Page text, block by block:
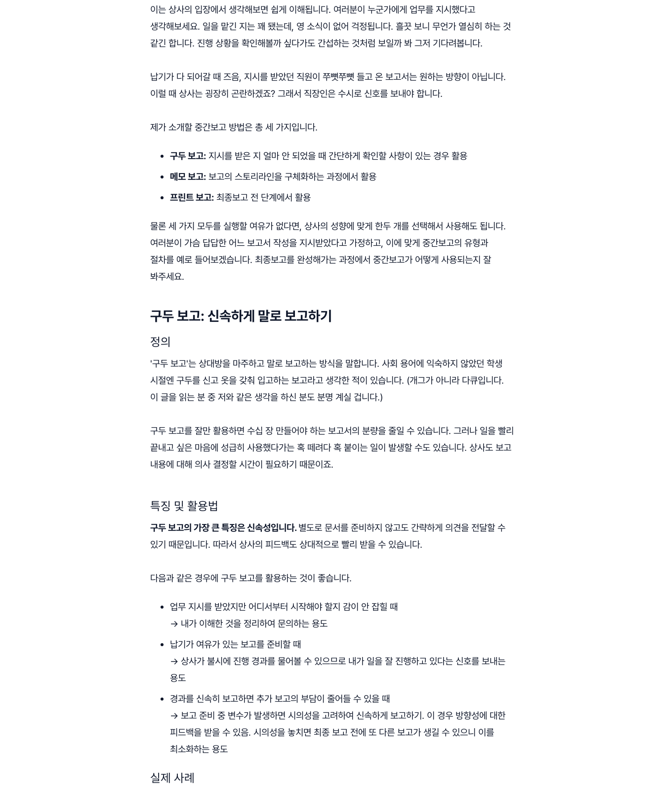
이는 상사의 입장에서 생각해보면 쉽게 이해됩니다. 여러분이 누군가에게 업무를 지시했다고
생각해보세요. 일을 맡긴 지는 꽤 됐는데, 영 소식이 없어 걱정됩니다. 흘끗 보니 무언가 열심히 하는 것
같긴 합니다. 진행 상황을 확인해볼까 싶다가도 간섭하는 것처럼 보일까 봐 그저 기다려봅니다.
납기가 다 되어갈 때 즈음, 지시를 받았던 직원이 쭈뼛쭈뼛 들고 온 보고서는 원하는 방향이 아닙니다.
이럴 때 상사는 굉장히 곤란하겠죠? 그래서 직장인은 수시로 신호를 보내야 합니다.
제가 소개할 중간보고 방법은 총 세 가지입니다.
구두 보고: 지시를 받은 지 얼마 안 되었을 때 간단하게 확인할 사항이 있는 경우 활용
메모 보고: 보고의 스토리라인을 구체화하는 과정에서 활용
프린트 보고: 최종보고 전 단계에서 활용
물론 세 가지 모두를 실행할 여유가 없다면, 상사의 성향에 맞게 한두 개를 선택해서 사용해도 됩니다.
여러분이 가슴 답답한 어느 보고서 작성을 지시받았다고 가정하고, 이에 맞게 중간보고의 유형과
절차를 예로 들어보겠습니다. 최종보고를 완성해가는 과정에서 중간보고가 어떻게 사용되는지 잘
봐주세요.
구두 보고: 신속하게 말로 보고하기
정의
'구두 보고'는 상대방을 마주하고 말로 보고하는 방식을 말합니다. 사회 용어에 익숙하지 않았던 학생
시절엔 구두를 신고 옷을 갖춰 입고하는 보고라고 생각한 적이 있습니다. (개그가 아니라 다큐입니다.
이 글을 읽는 분 중 저와 같은 생각을 하신 분도 분명 계실 겁니다.)
구두 보고를 잘만 활용하면 수십 장 만들어야 하는 보고서의 분량을 줄일 수 있습니다. 그러나 일을 빨리
끝내고 싶은 마음에 성급히 사용했다가는 혹 떼려다 혹 붙이는 일이 발생할 수도 있습니다. 상사도 보고
내용에 대해 의사 결정할 시간이 필요하기 때문이죠.
특징 및 활용법
구두 보고의 가장 큰 특징은 신속성입니다.별도로 문서를 준비하지 않고도 간략하게 의견을 전달할 수
있기 때문입니다. 따라서 상사의 피드백도 상대적으로 빨리 받을 수 있습니다.
다음과 같은 경우에 구두 보고를 활용하는 것이 좋습니다.
업무 지시를 받았지만 어디서부터 시작해야 할지 감이 안 잡힐 때
→ 내가 이해한 것을 정리하여 문의하는 용도
납기가 여유가 있는 보고를 준비할 때
→ 상사가 불시에 진행 경과를 물어볼 수 있으므로 내가 일을 잘 진행하고 있다는 신호를 보내는
용도
경과를 신속히 보고하면 추가 보고의 부담이 줄어들 수 있을 때
→ 보고 준비 중 변수가 발생하면 시의성을 고려하여 신속하게 보고하기. 이 경우 방향성에 대한
피드백을 받을 수 있음. 시의성을 놓치면 최종 보고 전에 또 다른 보고가 생길 수 있으니 이를
최소화하는 용도
실제 사례